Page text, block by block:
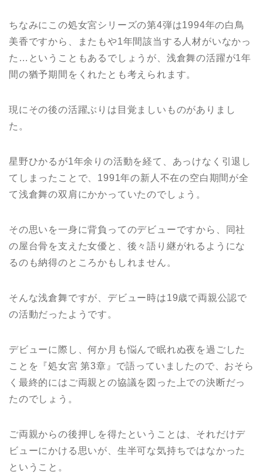
ちなみにこの処女宮シリーズの第4弾は1994年の白鳥
美香ですから、またもや1年間該当する人材がいなかっ
た…ということもあるでしょうが、浅倉舞の活躍が1年
間の猶予期間をくれたとも考えられます。
現にその後の活躍ぶりは目覚ましいものがありまし
た。
星野ひかるが1年余りの活動を経て、あっけなく引退し
てしまったことで、1991年の新人不在の空白期間が全
て浅倉舞の双肩にかかっていたのでしょう。
その思いを一身に背負ってのデビューですから、同社
の屋台骨を支えた女優と、後々語り継がれるようにな
るのも納得のところかもしれません。
そんな浅倉舞ですが、デビュー時は19歳で両親公認で
の活動だったようです。
デビューに際し、何か月も悩んで眠れぬ夜を過ごした
ことを『処女宮 第3章』で語っていましたので、おそら
く最終的にはご両親との協議を図った上での決断だっ
たのでしょう。
ご両親からの後押しを得たということは、それだけデ
ビューにかける思いが、生半可な気持ちではなかった
ということ。